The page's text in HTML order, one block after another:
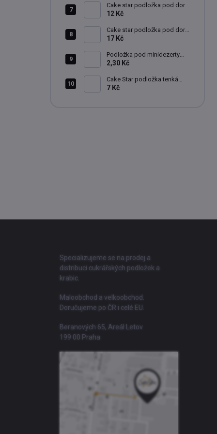
Cake star podložka pod dort
pevná bílá lesklá 24cm
12 Kč
Cake star podložka pod dort
pevná bílá lesklá 28cm
17 Kč
Podložka pod minidezerty
bílo-černé kruh 8 cm
2,30 Kč
Cake Star podložka tenká
bílá 20 cm
7 Kč
Specializujeme se na prodej a
distribuci cukrářských podložek a
krabic.
Maloobchod a velkoobchod.
Doručujeme po ČR i celé EU.
Beranových 65, Areál Letov
199 00 Praha